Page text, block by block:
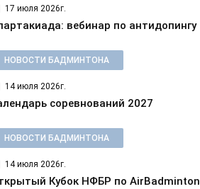
17 июля 2026г.
вебинар по антидопингу
НОВОСТИ БАДМИНТОНА
14 июля 2026г.
соревнований 2027
НОВОСТИ БАДМИНТОНА
14 июля 2026г.
Кубок НФБР по